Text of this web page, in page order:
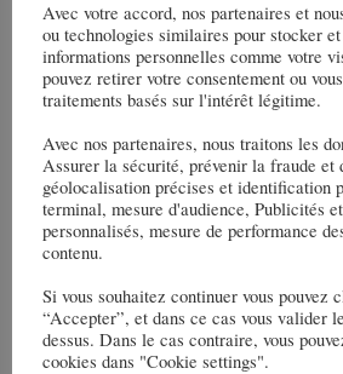
Egis a engagé toutes ses compétences
d’extension et de modernisation Nord/
Egis et ses partenaires ont la charge du
Avec votre accord, nos partenaires et
ou technologies similaires pour stocker
informations personnelles comme votre
pouvez retirer votre consentement ou
traitements basés sur l'intérêt légitime.
Avec nos partenaires, nous traitons les
Assurer la sécurité, prévenir la fraude et
géolocalisation précises et identification
terminal, mesure d'audience, Publicités
personnalisés, mesure de performance
contenu.
Si vous souhaitez continuer vous pouvez
“Accepter”, et dans ce cas vous valider
dessus. Dans le cas contraire, vous
cookies dans "Cookie settings".